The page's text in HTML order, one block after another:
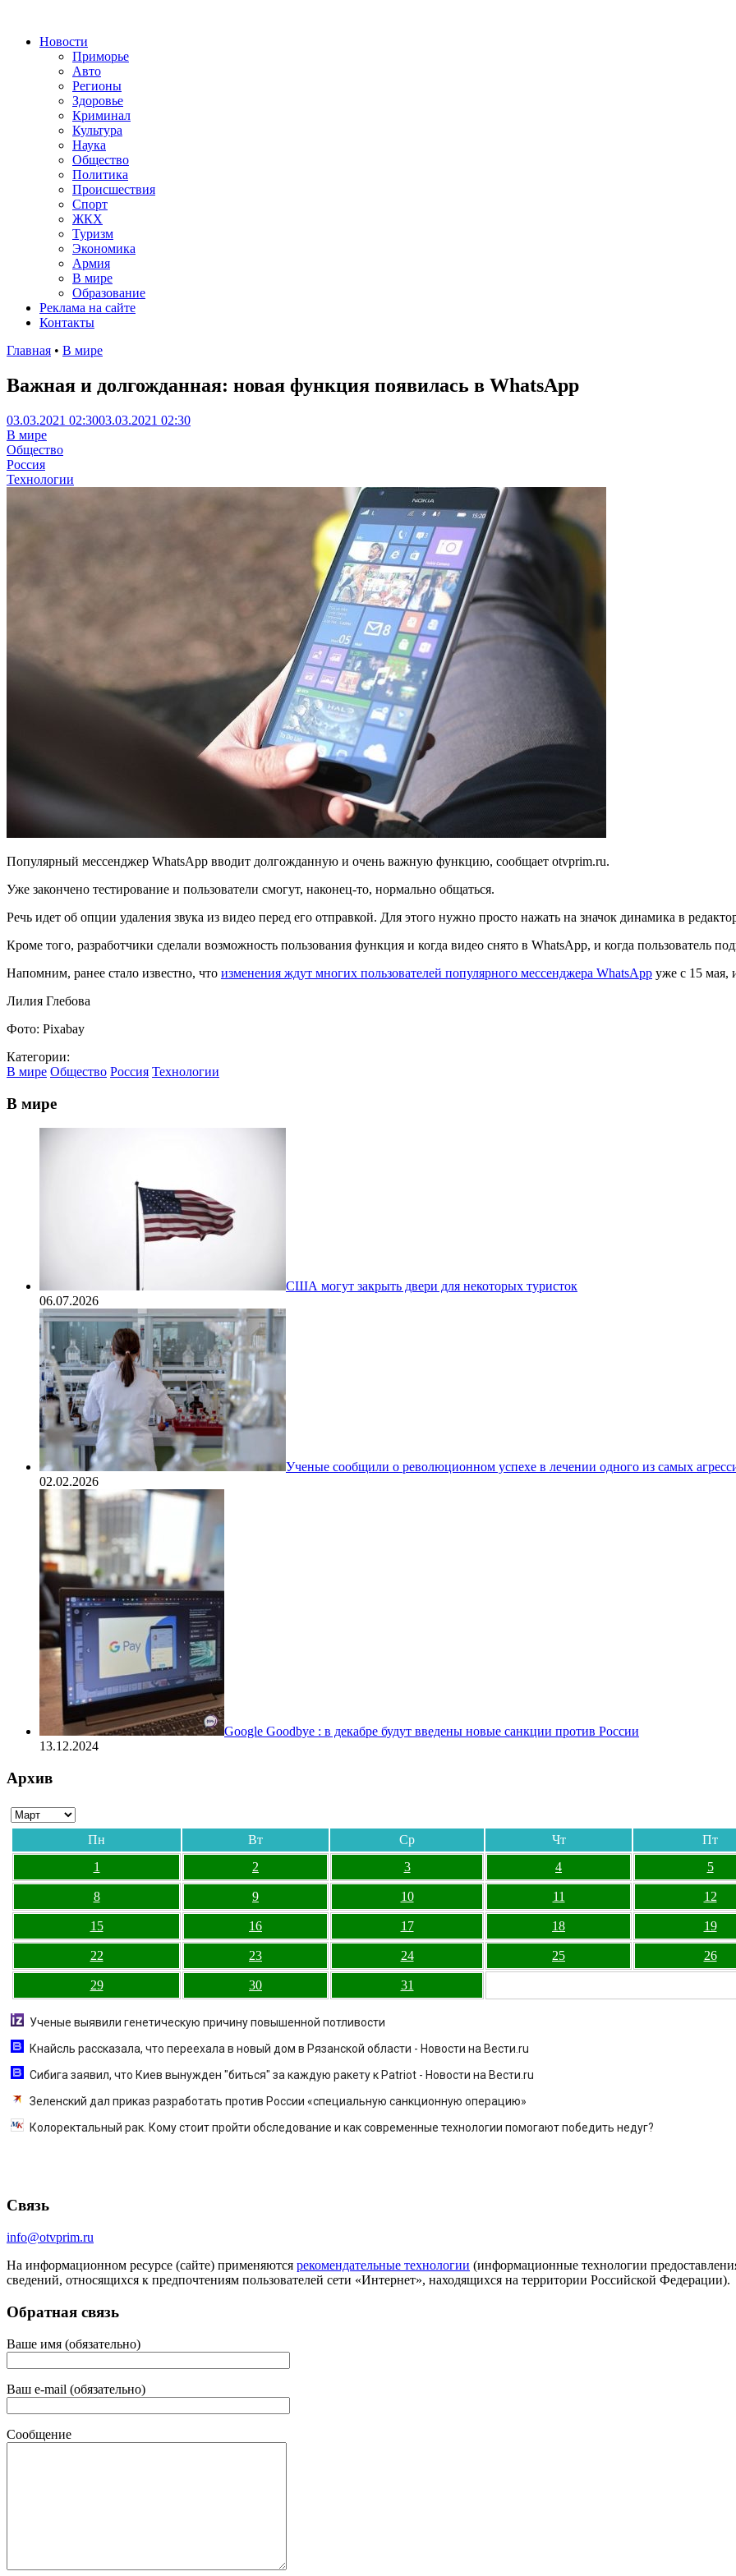
Новости
Приморье
Авто
Регионы
Здоровье
Криминал
Культура
Наука
Общество
Политика
Происшествия
Спорт
ЖКХ
Туризм
Экономика
Армия
В мире
Образование
Реклама на сайте
Контакты
Главная • В мире
Важная и долгожданная: новая функция появилась в WhatsApp
03.03.2021 02:3003.03.2021 02:30
В мире
Общество
Россия
Технологии
Популярный мессенджер WhatsApp вводит долгожданную и очень важную функцию, сообщает otvprim.ru.
Уже закончено тестирование и пользователи смогут, наконец-то, нормально общаться.
Речь идет об опции удаления звука из видео перед его отправкой. Для этого нужно просто нажать на значок динамика в
Кроме того, разработчики сделали возможность пользования функция и когда видео снято в WhatsApp, и когда пользователь
Напомним, ранее стало известно, что изменения ждут многих пользователей популярного мессенджера WhatsApp уже с 15 мая,
Лилия Глебова
Фото: Pixabay
Категории:
В мире Общество Россия Технологии
В мире
США могут закрыть двери для некоторых туристок
06.07.2026
Ученые сообщили о революционном успехе в лечении одного из самых
02.02.2026
Google Goodbye : в декабре будут введены новые санкции против России
13.12.2024
Архив
Пн Вт Ср Чт Пт
1
2 3 4 5
8 9 10 11 12
15 16 17 18 19
22 23 24 25 26
29 30 31
Ученые выявили генетическую причину повышенной потливости
Кнайсль рассказала, что переехала в новый дом в Рязанской области - Новости на Вести.ru
Сибига заявил, что Киев вынужден "биться" за каждую ракету к Patriot - Новости на Вести.ru
Зеленский дал приказ разработать против России «специальную санкционную операцию»
Колоректальный рак. Кому стоит пройти обследование и как современные технологии помогают победить недуг?
Связь
info@otvprim.ru
На информационном ресурсе (сайте) применяются рекомендательные технологии (информационные технологии
сведений, относящихся к предпочтениям пользователей сети «Интернет», находящихся на территории Российской Федерации).
Обратная связь
Ваше имя (обязательно)
Ваш e-mail (обязательно)
Сообщение